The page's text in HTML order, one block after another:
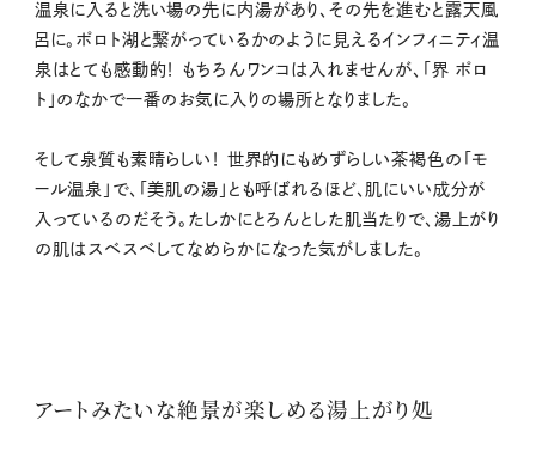
温泉に入ると洗い場の先に内湯があり、その先を進むと露天風
呂に。ポロト湖と繋がっているかのように見えるインフィニティ温
泉はとても感動的！ もちろんワンコは入れませんが、「界 ポロ
ト」のなかで一番のお気に入りの場所となりました。
そして泉質も素晴らしい！ 世界的にもめずらしい茶褐色の「モ
ール温泉」で、「美肌の湯」とも呼ばれるほど、肌にいい成分が
入っているのだそう。たしかにとろんとした肌当たりで、湯上がり
の肌はスベスベしてなめらかになった気がしました。
アートみたいな絶景が楽しめる湯上がり処